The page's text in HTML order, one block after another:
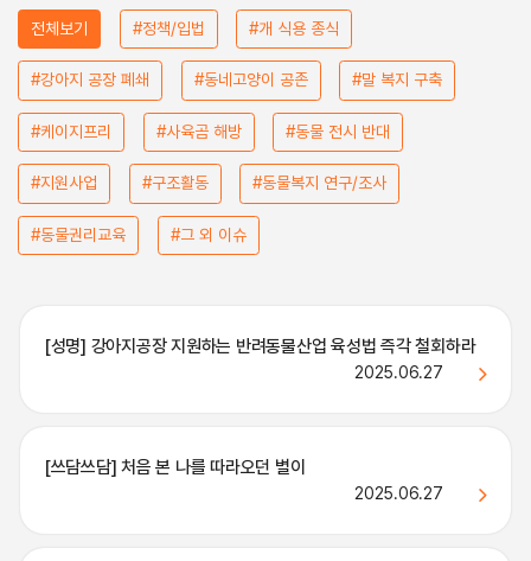
전체보기 #정책/입법 #개 식용 종식
#강아지 공장 폐쇄 #동네고양이 공존 #말 복지 구축
#케이지프리 #사육곰 해방 #동물 전시 반대
#지원사업 #구조활동 #동물복지 연구/조사
#동물권리교육 #그 외 이슈
[성명] 강아지공장 지원하는 반려동물산업 육성법 즉각 철회하라
2025.06.27
[쓰담쓰담] 처음 본 나를 따라오던 별이
2025.06.27